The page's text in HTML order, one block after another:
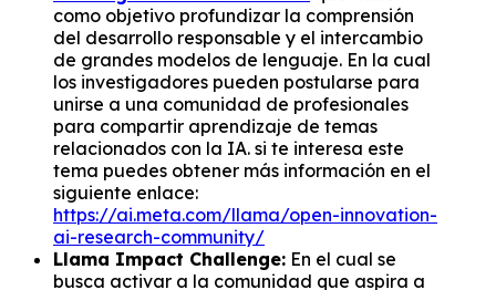
como objetivo profundizar la comprensión
del desarrollo responsable y el intercambio
de grandes modelos de lenguaje. En la cual
los investigadores pueden postularse para
unirse a una comunidad de profesionales
para compartir aprendizaje de temas
relacionados con la IA. si te interesa este
tema puedes obtener más información en el
siguiente enlace:
https://ai.meta.com/llama/open-innovation-
ai-research-community/
Llama Impact Challenge: En el cual se
busca activar a la comunidad que aspira a